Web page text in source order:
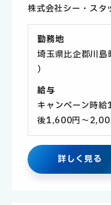
株式会社シー・スタ
勤務地
埼玉県比企郡川島
）
給与
キャンペーン時
後1,600円～
詳しく見る